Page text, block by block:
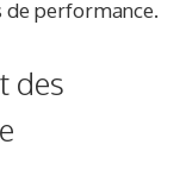
de performance.
des